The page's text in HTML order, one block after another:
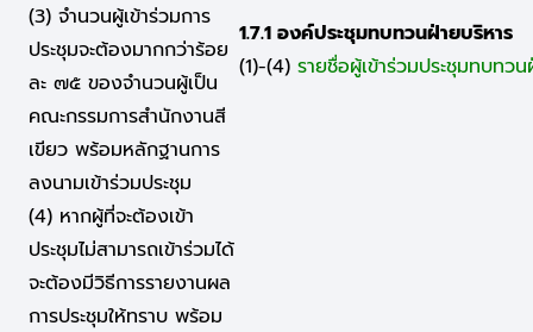
(3) จำนวนผู้เข้าร่วมการ
ประชุมจะต้องมากกว่าร้อย
ละ ๗๕ ของจำนวนผู้เป็น
คณะกรรมการสำนักงานสี
เขียว พร้อมหลักฐานการ
ลงนามเข้าร่วมประชุม
(4) หากผู้ที่จะต้องเข้า
ประชุมไม่สามารถเข้าร่วมได้
จะต้องมีวิธีการรายงานผล
การประชุมให้ทราบ พร้อม
1.7.1 องค์ประชุมทบทวนฝ่ายบริหาร
(1)-(4) รายชื่อผู้เข้าร่วมประชุมทบทว